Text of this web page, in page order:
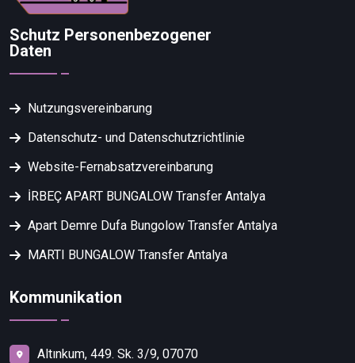
Schutz Personenbezogener
Daten
Nutzungsvereinbarung
Datenschutz- und Datenschutzrichtlinie
Website-Fernabsatzvereinbarung
İRBEÇ APART BUNGALOW Transfer Antalya
Apart Demre Dufa Bungolow Transfer Antalya
MARTI BUNGALOW Transfer Antalya
Kommunikation
Altınkum, 449. Sk. 3/9, 07070